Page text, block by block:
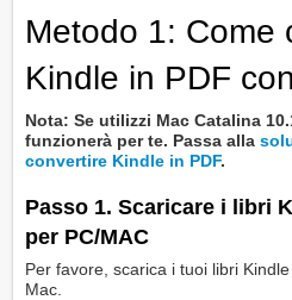
Metodo 1: Come
Kindle in PDF
Nota: Se utilizzi Mac Catalina
funzionerà per te. Passa alla
convertire Kindle in PDF.
Passo 1. Scaricare i libri
per PC/MAC
Per favore, scarica i tuoi libri
Mac.